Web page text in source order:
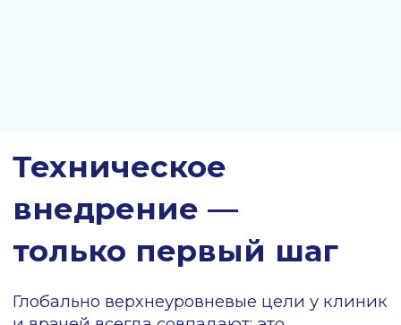
продукт в клинику, руководство должно
понимать, готово ли оно менять
системную работу. Техническое
внедрение — только часть задачи: после
нового продукта в рабочую рутину. Важно,
чтобы на местах врачам объясняли, как
к дополнительным вопросам на период
адаптации. Также важно учитывать